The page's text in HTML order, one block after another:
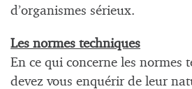
d’organismes sérieux.
Les normes techniques
En ce qui concerne les normes
devez vous enquérir de leur